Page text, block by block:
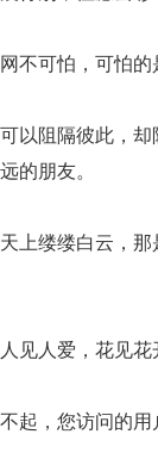
不可怕，可怕的
以阻隔彼此，
的朋友。
上缕缕白云，
见人爱，花见
起，您访问的